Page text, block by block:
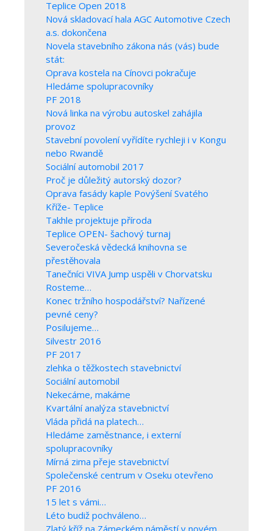
Teplice Open 2018
Nová skladovací hala AGC Automotive Czech
a.s. dokončena
Novela stavebního zákona nás (vás) bude
stát:
Oprava kostela na Cínovci pokračuje
Hledáme spolupracovníky
PF 2018
Nová linka na výrobu autoskel zahájila
provoz
Stavební povolení vyřídíte rychleji i v Kongu
nebo Rwandě
Sociální automobil 2017
Proč je důležitý autorský dozor?
Oprava fasády kaple Povýšení Svatého
Kříže- Teplice
Takhle projektuje příroda
Teplice OPEN- šachový turnaj
Severočeská vědecká knihovna se
přestěhovala
Tanečníci VIVA Jump uspěli v Chorvatsku
Rosteme…
Konec tržního hospodářství? Nařízené
pevné ceny?
Posilujeme…
Silvestr 2016
PF 2017
zlehka o těžkostech stavebnictví
Sociální automobil
Nekecáme, makáme
Kvartální analýza stavebnictví
Vláda přidá na platech…
Hledáme zaměstnance, i externí
spolupracovníky
Mírná zima přeje stavebnictví
Společenské centrum v Oseku otevřeno
PF 2016
15 let s vámi…
Léto budiž pochváleno…
Zlatý kříž na Zámeckém náměstí v novém